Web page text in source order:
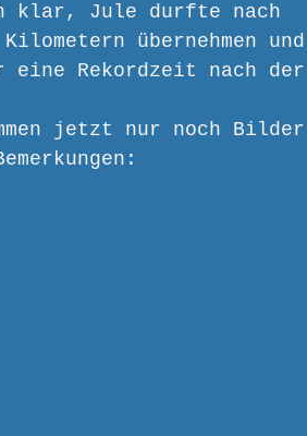
klar, Jule durfte nach
übernehmen und
eine Rekordzeit nach der
jetzt nur noch Bilder